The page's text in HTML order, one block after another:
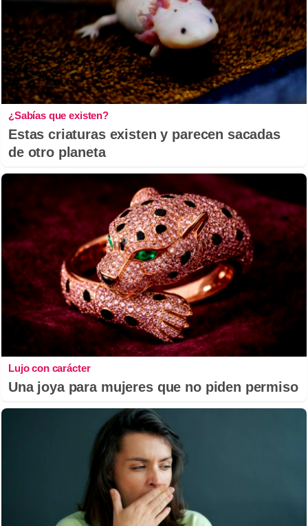
¿Sabías que existen?
Estas criaturas existen y parecen sacadas
de otro planeta
Lujo con carácter
Una joya para mujeres que no piden permiso